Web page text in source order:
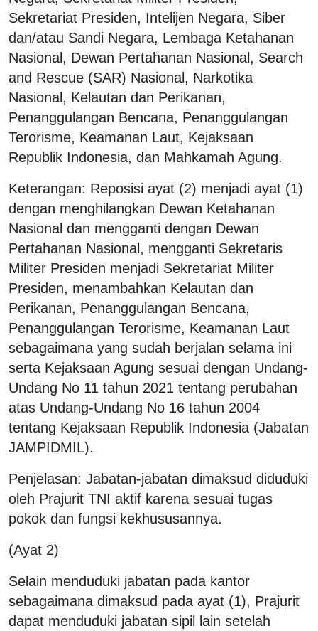
Sekretariat Presiden, Intelijen Negara, Siber
dan/atau Sandi Negara, Lembaga Ketahanan
Nasional, Dewan Pertahanan Nasional, Search
and Rescue (SAR) Nasional, Narkotika
Nasional, Kelautan dan Perikanan,
Penanggulangan Bencana, Penanggulangan
Terorisme, Keamanan Laut, Kejaksaan
Republik Indonesia, dan Mahkamah Agung.
Keterangan: Reposisi ayat (2) menjadi ayat (1)
dengan menghilangkan Dewan Ketahanan
Nasional dan mengganti dengan Dewan
Pertahanan Nasional, mengganti Sekretaris
Militer Presiden menjadi Sekretariat Militer
Presiden, menambahkan Kelautan dan
Perikanan, Penanggulangan Bencana,
Penanggulangan Terorisme, Keamanan Laut
sebagaimana yang sudah berjalan selama ini
serta Kejaksaan Agung sesuai dengan Undang-
Undang No 11 tahun 2021 tentang perubahan
atas Undang-Undang No 16 tahun 2004
tentang Kejaksaan Republik Indonesia (Jabatan
JAMPIDMIL).
Penjelasan: Jabatan-jabatan dimaksud diduduki
oleh Prajurit TNI aktif karena sesuai tugas
pokok dan fungsi kekhususannya.
(Ayat 2)
Selain menduduki jabatan pada kantor
sebagaimana dimaksud pada ayat (1), Prajurit
dapat menduduki jabatan sipil lain setelah